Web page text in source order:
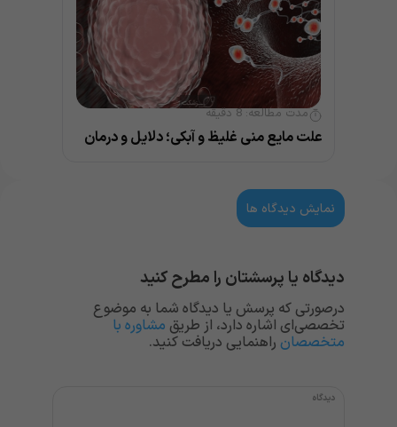
مدت مطالعه:8 دقیقه
علت مایع منی غلیظ و آبکی؛ دلایل و درمان
نمایش دیدگاه ها
دیدگاه یا پرسشتان را مطرح کنید
درصورتی که پرسش یا دیدگاه شما به موضوع
تخصصی‌ای اشاره دارد، از طریق مشاوره با
متخصصان راهنمایی دریافت کنید.